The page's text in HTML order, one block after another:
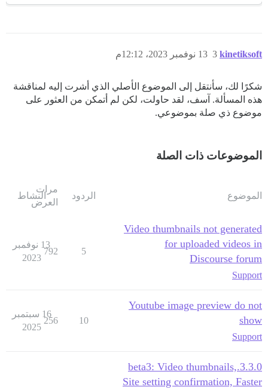
kinetiksoft 13 نوفمبر 2023، 12:12م 3
شكرًا لك، سأنتقل إلى الموضوع الأصلي الذي أشرت إليه لمناقشة
هذه المسألة. آسف، لقد حاولت، لكن لم أتمكن من العثور على
موضوع ذي صلة بموضوعي.
الموضوعات ذات الصلة
الموضوع الردود
مرات
العرض
النشاط
Video thumbnails not generated
for uploaded videos in
Discourse forum
Support
5
792
13 نوفمبر
2023
Youtube image preview do not
show
Support
10
256
16 سبتمبر
2025
3.3.0.beta3: Video thumbnails,
Site setting confirmation, Faster